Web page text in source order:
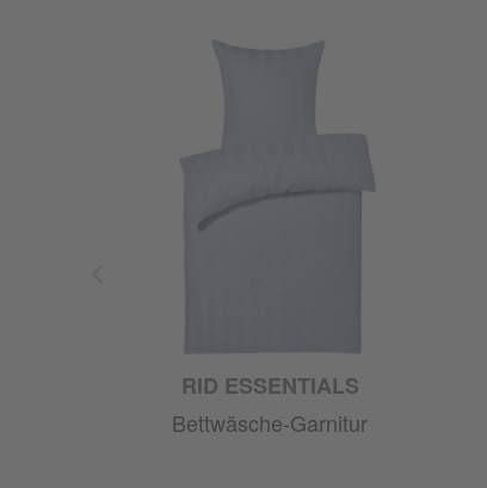
RID ESSENTIALS
Bettwäsche-Garnitur